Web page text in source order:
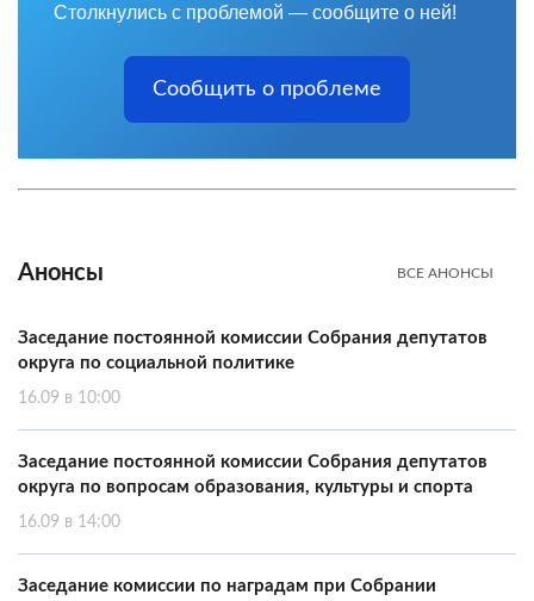
Столкнулись с проблемой — сообщите о ней!
Сообщить о проблеме
Анонсы ВСЕ АНОНСЫ
Заседание постоянной комиссии Собрания депутатов
округа по социальной политике
16.09 в 10:00
Заседание постоянной комиссии Собрания депутатов
округа по вопросам образования, культуры и спорта
16.09 в 14:00
Заседание комиссии по наградам при Собрании